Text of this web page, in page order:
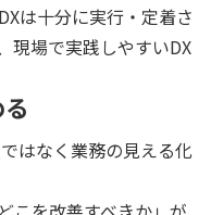
は十分に実行・定着さ
現場で実践しやすいDX
はなく業務の見える化